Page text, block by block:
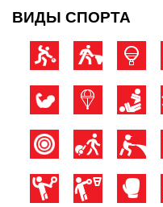
ВИДЫ СПОРТА